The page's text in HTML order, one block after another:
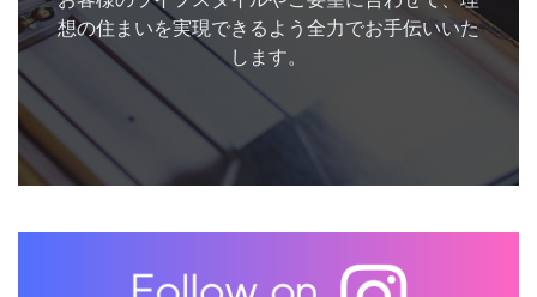
想の住まいを実現できるよう全力でお手伝いいた
します。